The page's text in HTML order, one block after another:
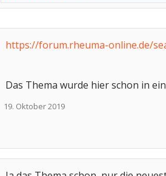
https://forum.rheuma-online.de/
Das Thema wurde hier schon in
19. Oktober 2019